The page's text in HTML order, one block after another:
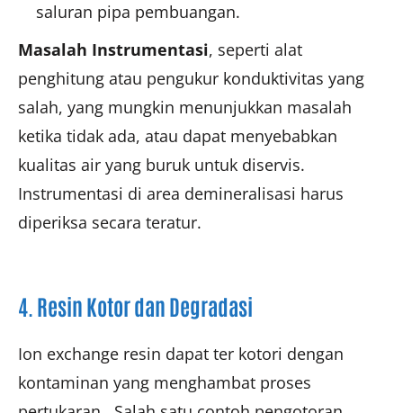
saluran pipa pembuangan.
Masalah Instrumentasi, seperti alat
penghitung atau pengukur konduktivitas yang
salah, yang mungkin menunjukkan masalah
ketika tidak ada, atau dapat menyebabkan
kualitas air yang buruk untuk diservis.
Instrumentasi di area demineralisasi harus
diperiksa secara teratur.
4. Resin Kotor dan Degradasi
Ion exchange resin dapat ter kotori dengan
kontaminan yang menghambat proses